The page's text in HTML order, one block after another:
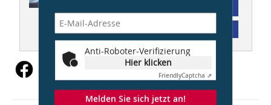
Anti-Roboter-Verifizierung
Hier klicken
FriendlyCaptcha ⇗
Melden Sie sich jetzt an!